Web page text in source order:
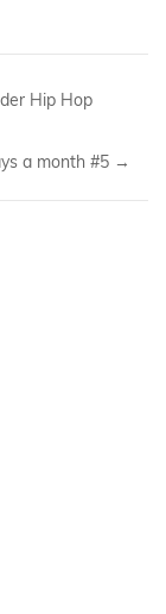
Hip Hop
a month #5 →